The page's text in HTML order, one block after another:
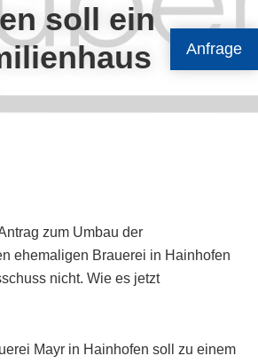
Anfrage
soll ein
zum Umbau der
ehemaligen Brauerei in Hainhofen
nicht. Wie es jetzt
Mayr in Hainhofen soll zu einem